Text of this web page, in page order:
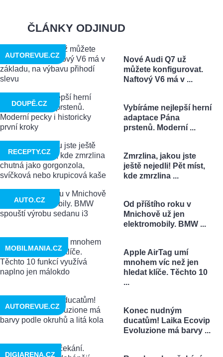
ČLÁNKY ODJINUD
Nové Audi Q7 už
můžete konfigurovat.
Naftový V6 má v ...
AUTOREVUE.CZ
Vybíráme nejlepší herní
adaptace Pána
prstenů. Moderní ...
DOUPĚ.CZ
Zmrzlina, jakou jste
ještě nejedli! Pět míst,
kde zmrzlina ...
RECEPTY.CZ
Od příštího roku v
Mnichově už jen
elektromobily. BMW ...
AUTO.CZ
Apple AirTag umí
mnohem víc než jen
hledat klíče. Těchto 10
...
MOBILMANIA.CZ
Konec nudným
ducatům! Laika Ecovip
Evoluzione má barvy ...
AUTOREVUE.CZ
DIGIARENA.CZ